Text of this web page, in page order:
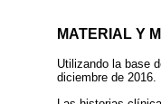
MATERIAL Y
Utilizando la base
diciembre de 2016.